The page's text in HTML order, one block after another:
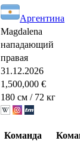
Аргентина
Magdalena
нападающий
правая
31.12.2026
1,500,000 €
180 см / 72 кг
Команда